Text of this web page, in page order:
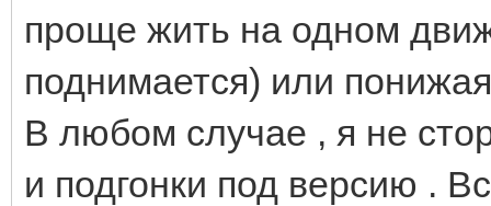
проще жить на одном
поднимается) или
В любом случае , я не
и подгонки под версию .